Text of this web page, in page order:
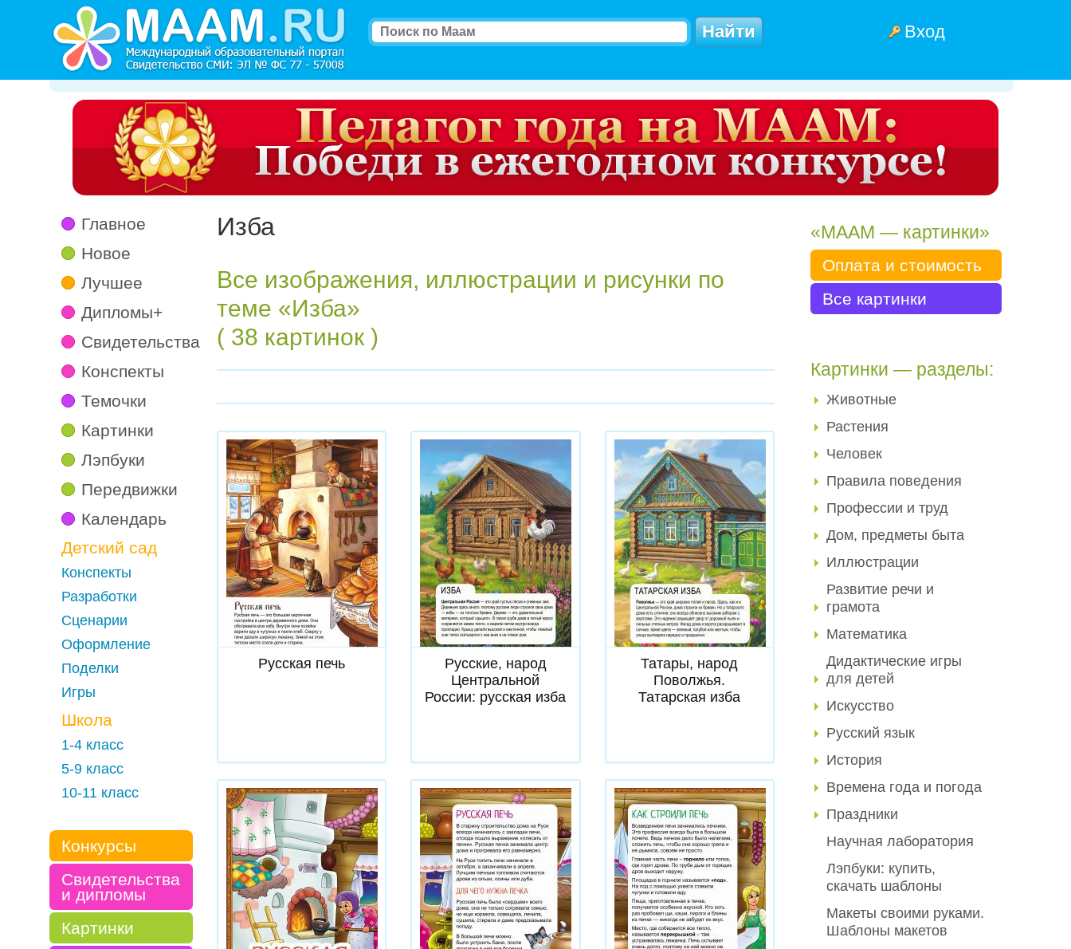
Вход
Главное
Новое
Лучшее
Дипломы+
Свидетельства
Конспекты
Темочки
Картинки
Лэпбуки
Передвижки
Календарь
Детский сад
Конспекты
Разработки
Сценарии
Оформление
Поделки
Игры
Школа
1-4 класс
5-9 класс
10-11 класс
Конкурсы
Свидетельства
и дипломы
Картинки
Изба
Все изображения, иллюстрации и рисунки по
теме «Изба»
( 38 картинок )
Скачать
Русская печь
Скачать
Русские, народ
Центральной
России: русская изба
Скачать
Татары, народ
Поволжья.
Татарская изба
«МААМ — картинки»
Оплата и стоимость
Все картинки
Картинки — разделы:
Животные
Растения
Человек
Правила поведения
Профессии и труд
Дом, предметы быта
Иллюстрации
Развитие речи и
грамота
Математика
Дидактические игры
для детей
Искусство
Русский язык
История
Времена года и погода
Праздники
Научная лаборатория
Лэпбуки: купить,
скачать шаблоны
Макеты своими руками.
Шаблоны макетов